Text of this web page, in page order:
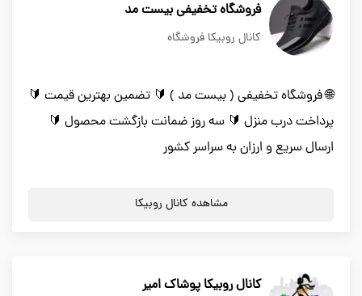
فروشگاه تخفیفی بیست مد
کانال روبیکا فروشگاه
🌐 فروشگاه تخفیفی ( بیست مد ) 🔰 تضمین بهترین قیمت 🔰
پرداخت درب منزل 🔰 سه روز ضمانت بازگشت محصول 🔰
ارسال سریع و ارزان به سراسر کشور
مشاهده کانال روبیکا
کانال روبیکا پوشاک امیر